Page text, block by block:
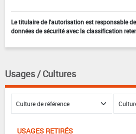
Le titulaire de l'autorisation est responsable
données de sécurité avec la classification
Usages / Cultures
USAGES RETIRÉS